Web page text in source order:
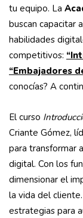
tu equipo. La
buscan capacitar
habilidades
competitivos:
“Embajadores
conocías? A
El curso
Criante Gómez,
para transformar
digital. Con los
dimensionar el
la vida del
estrategias para